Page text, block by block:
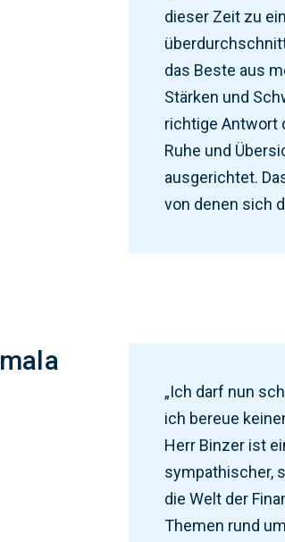
dieser Zeit zu
das Beste aus
Stärken und
richtige Antwort
Ruhe und
ausgerichtet.
von denen sich
„Ich darf nun
ich bereue
Herr Binzer ist
sympathischer,
die Welt der
Themen rund